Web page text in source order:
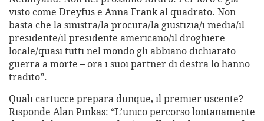
visto come Dreyfus e Anna Frank al quadrato. Non
basta che la sinistra/la procura/la giustizia/i media/il
presidente/il presidente americano/il droghiere
locale/quasi tutti nel mondo gli abbiano dichiarato
guerra a morte – ora i suoi partner di destra lo hanno
tradito”.
Quali cartucce prepara dunque, il premier uscente?
Risponde Alan Pinkas: “L’unico percorso lontanamente